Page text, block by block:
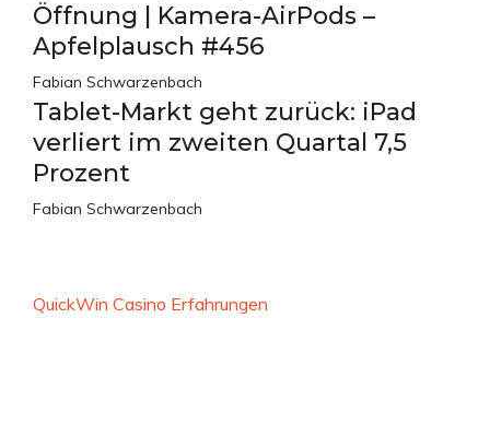
Öffnung | Kamera-AirPods –
Apfelplausch #456
Fabian Schwarzenbach
Tablet-Markt geht zurück: iPad
verliert im zweiten Quartal 7,5
Prozent
Fabian Schwarzenbach
QuickWin Casino Erfahrungen